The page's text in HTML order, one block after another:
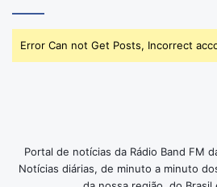
Error Can not Get Posts, Incorrect
Portal de notícias da Rádio Band FM
Notícias diárias, de minuto a minuto